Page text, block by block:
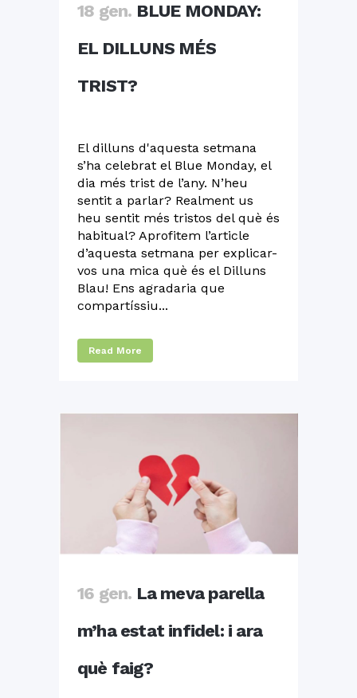
18 gen. BLUE MONDAY:
EL DILLUNS MÉS
TRIST?
El dilluns d'aquesta setmana
s’ha celebrat el Blue Monday, el
dia més trist de l’any. N’heu
sentit a parlar? Realment us
heu sentit més tristos del què és
habitual? Aprofitem l’article
d’aquesta setmana per explicar-
vos una mica què és el Dilluns
Blau! Ens agradaria que
compartíssiu...
Read More
16 gen. La meva parella
m’ha estat infidel: i ara
què faig?